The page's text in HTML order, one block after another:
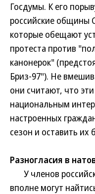
Госдумы. К его
российские общины
которые обещают
протеста против
канонерок"
Бриз-97"). Не
они считают, что
национальным
настроенных
сезон и оставить их
Разногласия в
У членов
вполне могут